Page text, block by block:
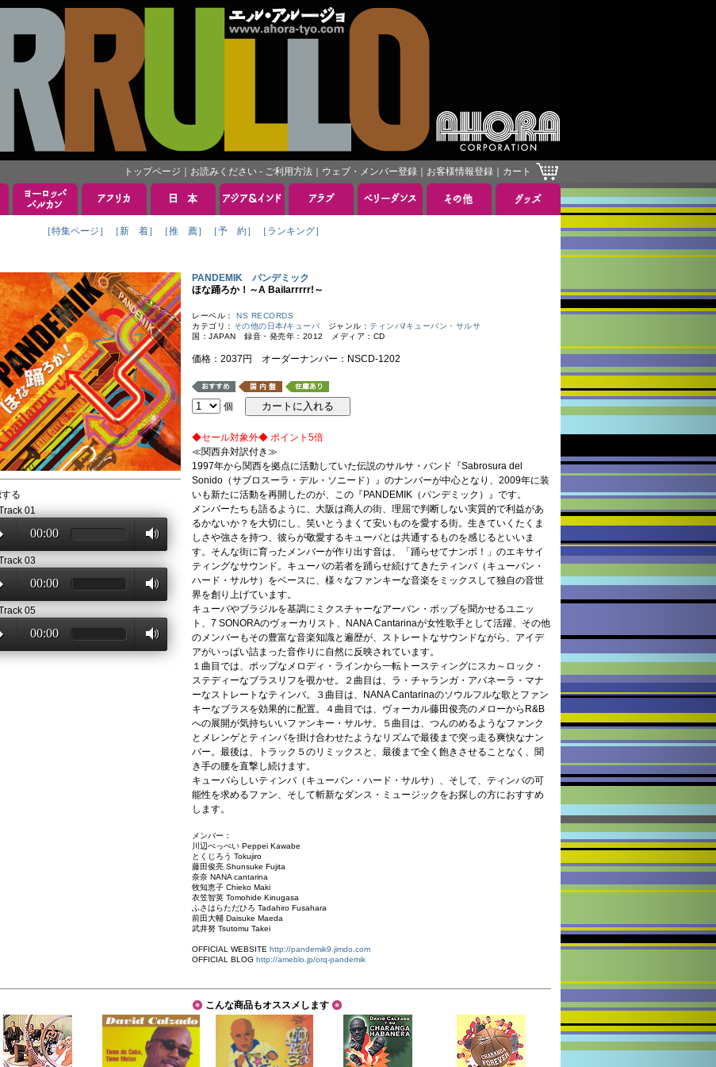
トップページ お読みください - ご利用方法 ウェブ・メンバー登録 お客様情報登録 カート
［特集ページ］ ［新 着］ ［推 薦］ ［予 約］ ［ランキング］
る
01
00:00
03
00:00
05
00:00
PANDEMIK パンデミック
ほな踊ろか！～A Bailarrrrr!～
レーベル： NS RECORDS
カテゴリ： その他の日本/キューバ ジャンル： ティンバ/キューバン・サルサ
国：JAPAN 録音・発売年：2012 メディア：CD
価格：2037円 オーダーナンバー：NSCD-1202
個
◆セール対象外◆ ポイント5倍
≪関西弁対訳付き≫
1997年から関西を拠点に活動していた伝説のサルサ・バンド『Sabrosura del
Sonido（サブロスーラ・デル・ソニード）』のナンバーが中心となり、2009年に装
いも新たに活動を再開したのが、この『PANDEMIK（パンデミック）』です。
メンバーたちも語るように、大阪は商人の街、理屈で判断しない実質的で利益があ
るかないか？を大切にし、笑いとうまくて安いものを愛する街。生きていくたくま
しさや強さを持つ、彼らが敬愛するキューバとは共通するものを感じるといいま
す。そんな街に育ったメンバーが作り出す音は、「踊らせてナンボ！」のエキサイ
ティングなサウンド。キューバの若者を踊らせ続けてきたティンバ（キューバン・
ハード・サルサ）をベースに、様々なファンキーな音楽をミックスして独自の音世
界を創り上げています。
キューバやブラジルを基調にミクスチャーなアーバン・ポップを聞かせるユニッ
ト、7 SONORAのヴォーカリスト、NANA Cantarinaが女性歌手として活躍、その他
のメンバーもその豊富な音楽知識と遍歴が、ストレートなサウンドながら、アイデ
アがいっぱい詰まった音作りに自然に反映されています。
１曲目では、ポップなメロディ・ラインから一転トースティングにスカ～ロック・
ステディーなブラスリフを覗かせ。２曲目は、ラ・チャランガ・アバネーラ・マナ
ーなストレートなティンバ。３曲目は、NANA Cantarinaのソウルフルな歌とファン
キーなブラスを効果的に配置。４曲目では、ヴォーカル藤田俊亮のメローからR&B
への展開が気持ちいいファンキー・サルサ。５曲目は、つんのめるようなファンク
とメレンゲとティンバを掛け合わせたようなリズムで最後まで突っ走る爽快なナン
バー。最後は、トラック５のリミックスと、最後まで全く飽きさせることなく、聞
き手の腰を直撃し続けます。
キューバらしいティンバ（キューバン・ハード・サルサ）、そして、ティンバの可
能性を求めるファン、そして斬新なダンス・ミュージックをお探しの方におすすめ
します。
メンバー：
川辺ぺっぺい Peppei Kawabe
とくじろう Tokujiro
藤田俊亮 Shunsuke Fujita
奈奈 NANA cantarina
牧知恵子 Chieko Maki
衣笠智英 Tomohide Kinugasa
ふさはらただひろ Tadahiro Fusahara
前田大輔 Daisuke Maeda
武井努 Tsutomu Takei
OFFICIAL WEBSITE http://pandemik9.jimdo.com
OFFICIAL BLOG http://ameblo.jp/orq-pandemik
こんな商品もオススメします